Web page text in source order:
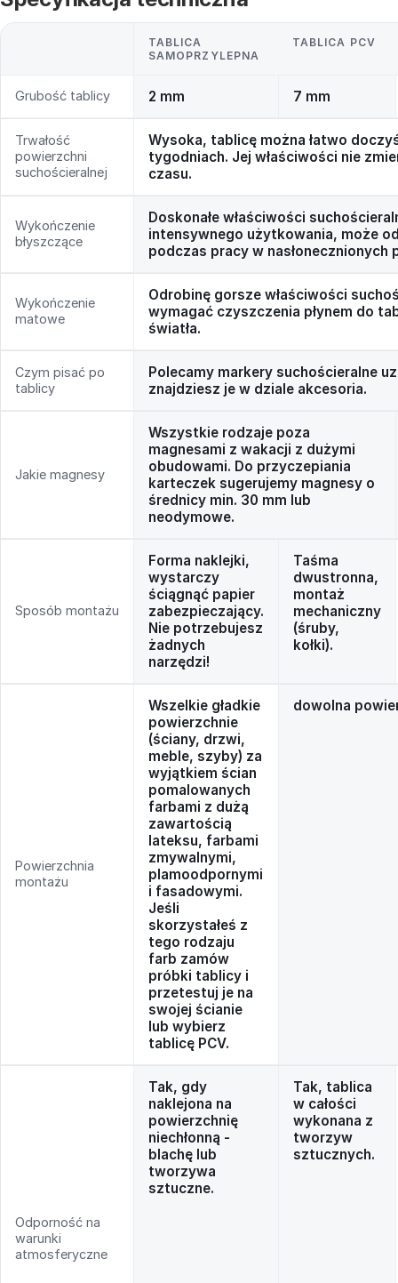
TABLICA
SAMOPRZYLEPNA
TABLICA PCV
Grubość tablicy 2 mm 7 mm
Trwałość
powierzchni
suchościeralnej
Wysoka, tablicę można łatwo
tygodniach. Jej właściwości nie
czasu.
Wykończenie
błyszczące
Doskonałe właściwości
intensywnego użytkowania, może
podczas pracy w nasłonecznionych
Wykończenie
matowe
Odrobinę gorsze właściwości
wymagać czyszczenia płynem do
światła.
Czym pisać po
tablicy
Polecamy markery suchościeralne
znajdziesz je w dziale akcesoria.
Jakie magnesy
Wszystkie rodzaje poza
magnesami z wakacji z dużymi
obudowami. Do przyczepiania
karteczek sugerujemy magnesy o
średnicy min. 30 mm lub
neodymowe.
Sposób montażu
Forma naklejki,
wystarczy
ściągnąć papier
zabezpieczający.
Nie potrzebujesz
żadnych
narzędzi!
Taśma
dwustronna,
montaż
mechaniczny
(śruby,
kołki).
Powierzchnia
montażu
Wszelkie gładkie
powierzchnie
(ściany, drzwi,
meble, szyby) za
wyjątkiem ścian
pomalowanych
farbami z dużą
zawartością
lateksu, farbami
zmywalnymi,
plamoodpornymi
i fasadowymi.
Jeśli
skorzystałeś z
tego rodzaju
farb zamów
próbki tablicy i
przetestuj je na
swojej ścianie
lub wybierz
tablicę PCV.
dowolna
Odporność na
warunki
atmosferyczne
Tak, gdy
naklejona na
powierzchnię
niechłonną -
blachę lub
tworzywa
sztuczne.
Tak, tablica
w całości
wykonana z
tworzyw
sztucznych.